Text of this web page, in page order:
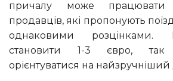
причалу може працювати
продавців, які пропонують
однаковими розцінками.
становити 1-3 євро,
орієнтуватися на